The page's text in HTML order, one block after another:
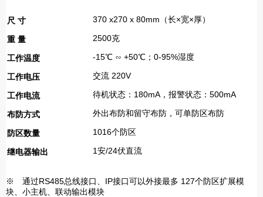
尺 寸 370 x270 x 80mm（长×宽×厚）
重 量 2500克
工作温度 -15℃ ∽ +50℃；0-95%湿度
工作电压 交流 220V
工作电流 待机状态：180mA，报警状态：500mA
布防方式 外出布防和留守布防，可单防区布防
防区数量 1016个防区
继电器输出 1安/24伏直流
※ 通过RS485总线接口、IP接口可以外接最多 127个防区扩展模
块、小主机、联动输出模块